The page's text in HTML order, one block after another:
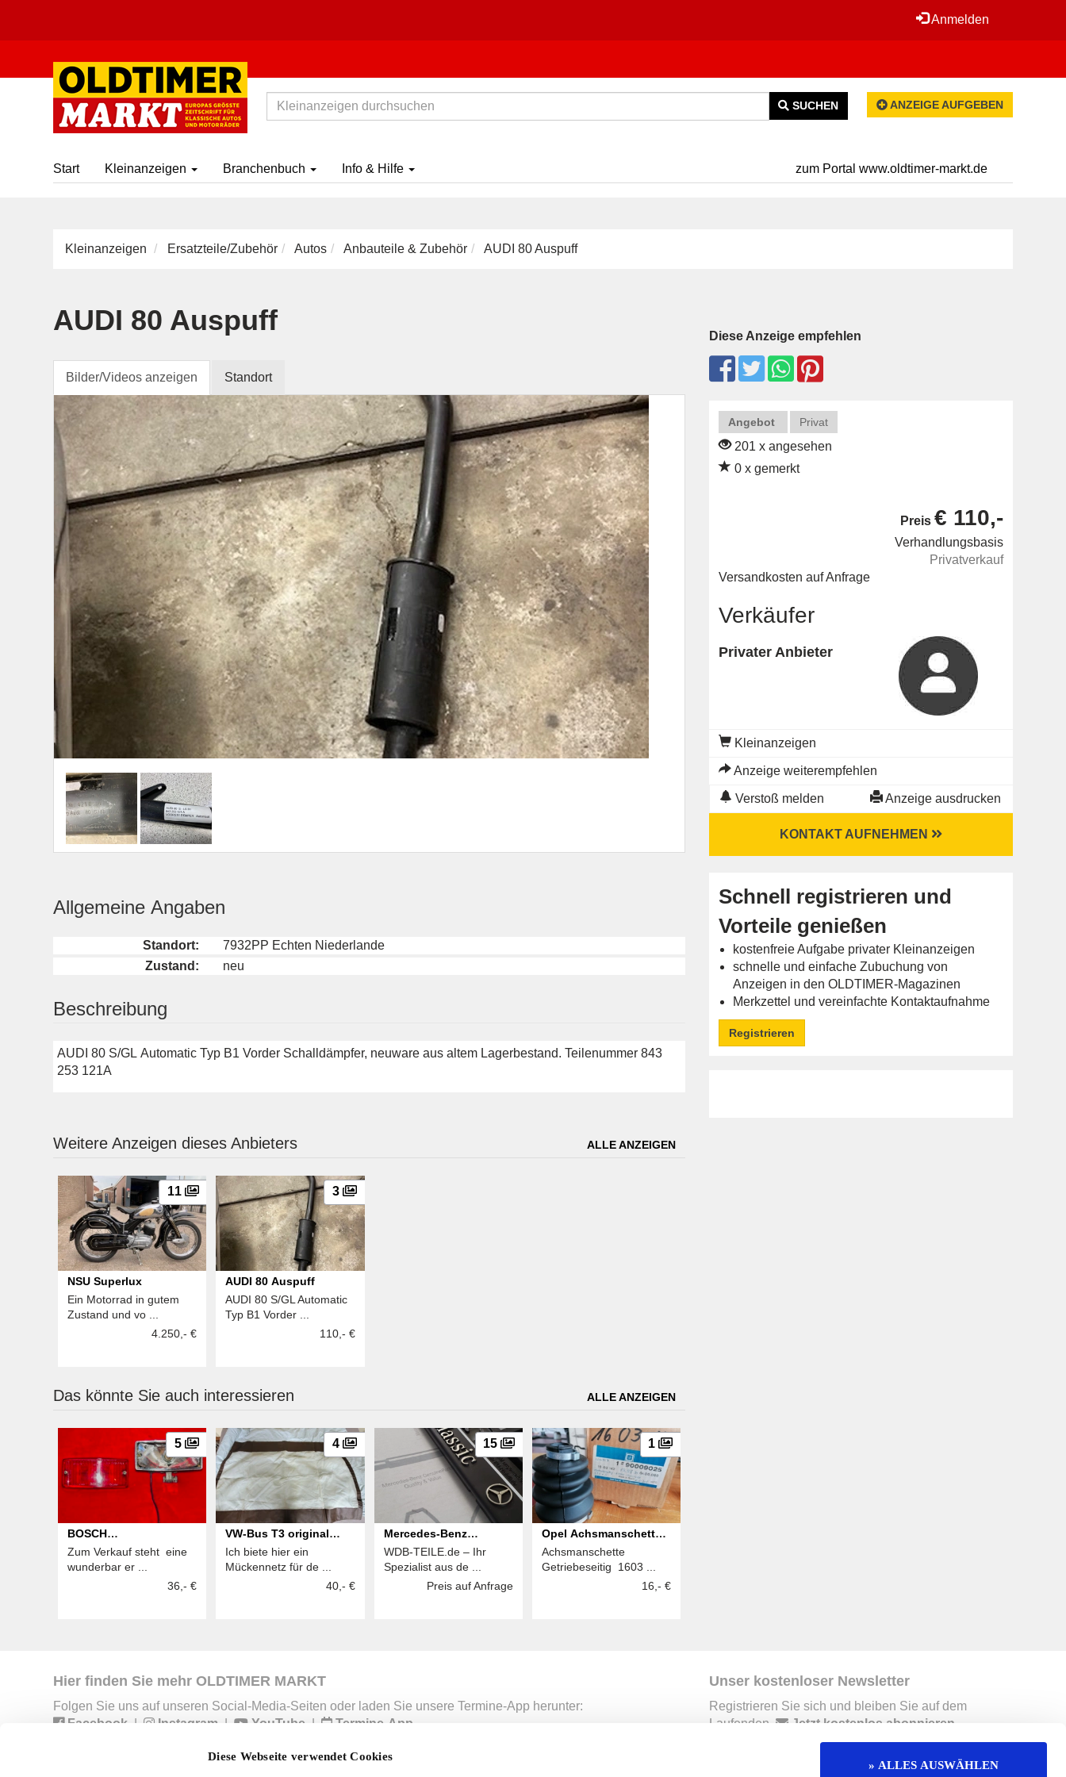
Diese Webseite verwendet Cookies
» ALLES AUSWÄHLEN
Anmelden
SUCHEN ANZEIGE AUFGEBEN
Start Kleinanzeigen Branchenbuch Info & Hilfe zum Portal www.oldtimer-markt.de
Kleinanzeigen Ersatzteile/Zubehör Autos Anbauteile & Zubehör AUDI 80 Auspuff
AUDI 80 Auspuff
Bilder/Videos anzeigen Standort
Allgemeine Angaben
Standort:
7932PP Echten Niederlande
Zustand:
neu
Beschreibung
AUDI 80 S/GL Automatic Typ B1 Vorder Schalldämpfer, neuware aus altem Lagerbestand. Teilenummer 843
253 121A
Weitere Anzeigen dieses Anbieters ALLE ANZEIGEN
11
NSU Superlux
Ein Motorrad in gutem
Zustand und vo ...
4.250,- €
3
AUDI 80 Auspuff
AUDI 80 S/GL Automatic
Typ B1 Vorder ...
110,- €
Das könnte Sie auch interessieren ALLE ANZEIGEN
5
BOSCH
Nebelschlußleuchte
Zum Verkauf steht eine
wunderbar er ...
36,- €
4
VW-Bus T3 original
Mückennetz
Ich biete hier ein
Mückennetz für de ...
40,- €
15
Mercedes-Benz
Dichtungen &
Ersatzteile für
WDB-TEILE.de – Ihr
Spezialist aus de ...
Preis auf Anfrage
1
Opel Achsmanschette
Getriebeseitig
Achsmanschette
Getriebeseitig 1603 ...
16,- €
Diese Anzeige empfehlen
Angebot Privat
201 x angesehen
0 x gemerkt
Preis € 110,-
Verhandlungsbasis
Privatverkauf
Versandkosten auf Anfrage
Verkäufer
Privater Anbieter
Kleinanzeigen
Anzeige weiterempfehlen
Verstoß melden Anzeige ausdrucken
KONTAKT AUFNEHMEN
Schnell registrieren und
Vorteile genießen
kostenfreie Aufgabe privater Kleinanzeigen
schnelle und einfache Zubuchung von
Anzeigen in den OLDTIMER-Magazinen
Merkzettel und vereinfachte Kontaktaufnahme
Registrieren
Hier finden Sie mehr OLDTIMER MARKT
Folgen Sie uns auf unseren Social-Media-Seiten oder laden Sie unsere Termine-App herunter:
Facebook | Instagram | YouTube | Termine-App
Unser kostenloser Newsletter
Registrieren Sie sich und bleiben Sie auf dem
Laufenden.
Jetzt kostenlos abonnieren